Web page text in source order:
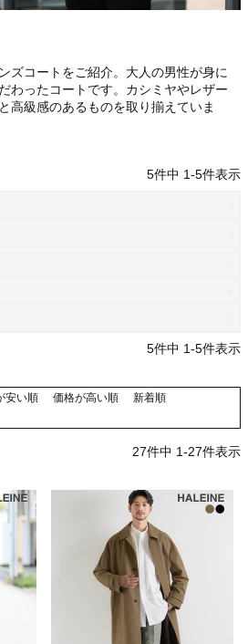
ズコートをご紹介。大人の男性が身に
わったコートです。カシミヤやレザー
高級感のあるものを取り揃えていま
5件中 1-5件表示
5件中 1-5件表示
安い順 価格が高い順
新着順
27件中 1-27件表示